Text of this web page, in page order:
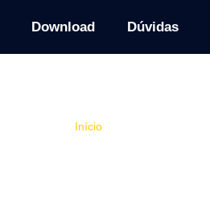
Download Dúvidas
Início»